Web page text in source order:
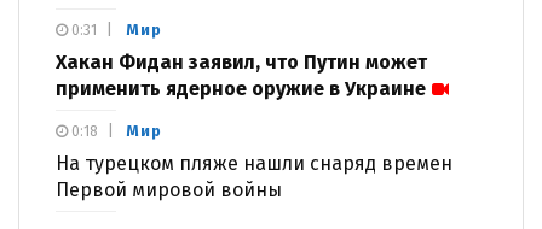
Мир
Хакан Фидан заявил, что Путин может
применить ядерное оружие в Украине
0:31
Мир
На турецком пляже нашли снаряд времен
Первой мировой войны
0:18